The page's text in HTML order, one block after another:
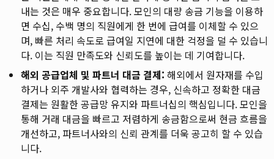
내는 것은 매우 중요합니다. 모인의 대량 송금 기능을 이용하
면 수십, 수백 명의 직원에게 한 번에 급여를 이체할 수 있으
며, 빠른 처리 속도로 급여일 지연에 대한 걱정을 덜 수 있습니
다. 이는 직원 만족도와 신뢰도를 높이는 데 기여합니다.
해외 공급업체 및 파트너 대금 결제: 해외에서 원자재를 수입
하거나 외주 개발사와 협력하는 경우, 신속하고 정확한 대금
결제는 원활한 공급망 유지와 파트너십의 핵심입니다. 모인을
통해 거래 대금을 빠르고 저렴하게 송금함으로써 현금 흐름을
개선하고, 파트너사와의 신뢰 관계를 더욱 공고히 할 수 있습
니다.